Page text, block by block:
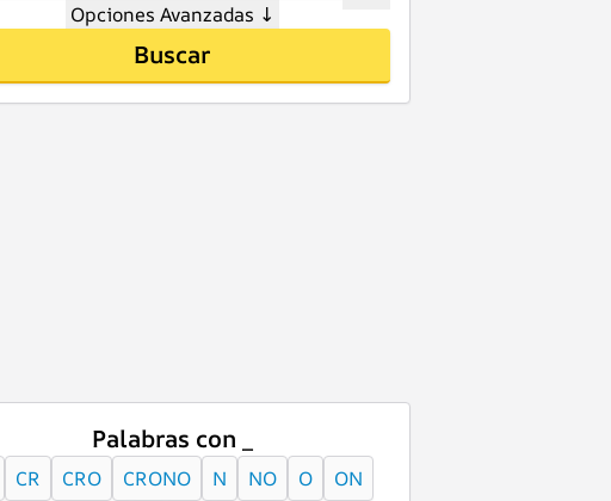
Opciones Avanzadas ↓
Buscar
Palabras con _
CR CRO CRONO N NO O
ON